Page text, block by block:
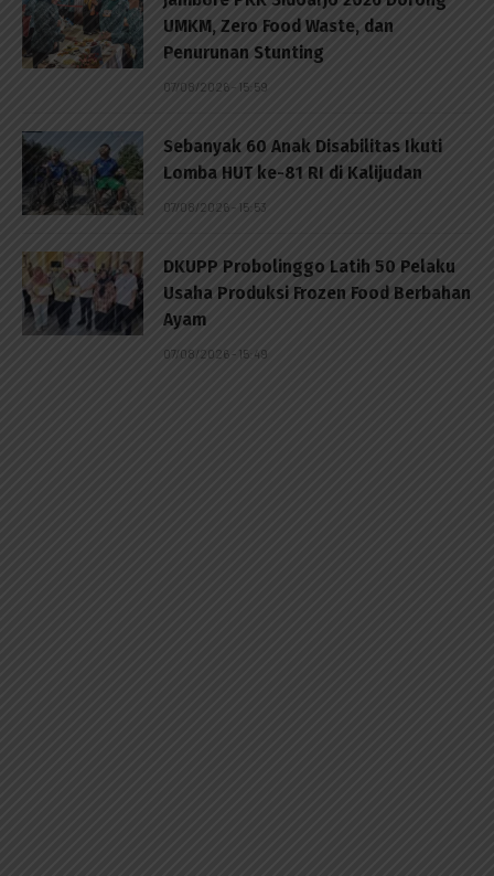
UMKM, Zero Food Waste, dan
Penurunan Stunting
07/08/2026 - 15:59
Sebanyak 60 Anak Disabilitas Ikuti
Lomba HUT ke-81 RI di Kalijudan
07/08/2026 - 15:53
DKUPP Probolinggo Latih 50 Pelaku
Usaha Produksi Frozen Food Berbahan
Ayam
07/08/2026 - 15:49